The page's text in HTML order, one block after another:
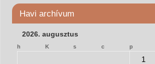
Havi archívum
2026. augusztus
h K s c p
1